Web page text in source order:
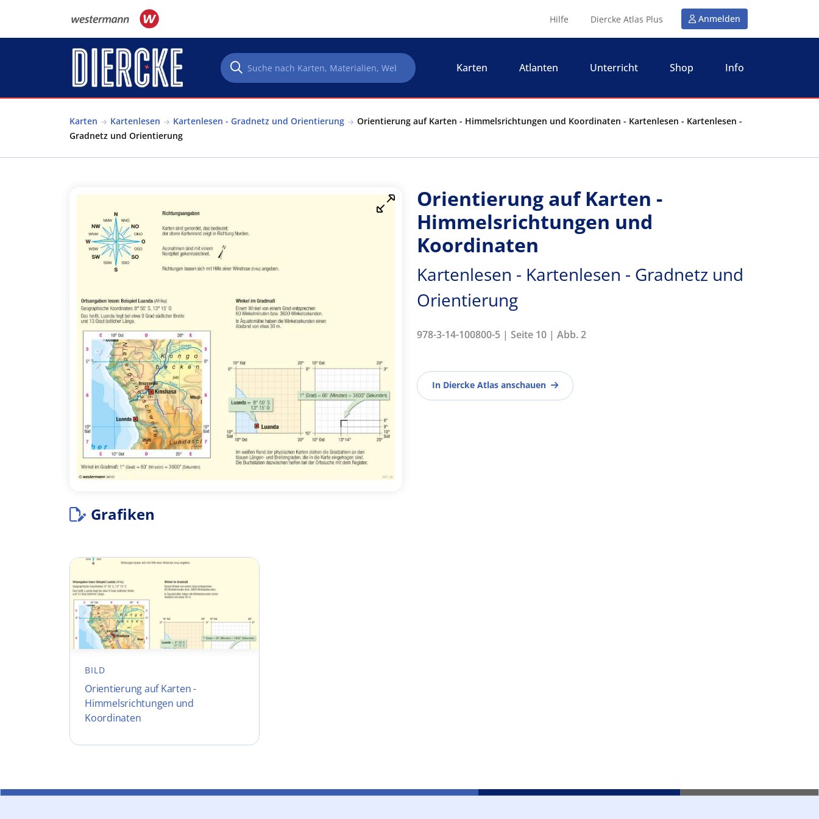
Hilfe Diercke Atlas Plus Anmelden
Karten Atlanten Unterricht Shop Info
Karten Kartenlesen Kartenlesen - Gradnetz und Orientierung
Orientierung auf Karten - Himmelsrichtungen und Koordinaten - Kartenlesen - Kartenlesen -
Gradnetz und Orientierung
Orientierung auf Karten -
Himmelsrichtungen und
Koordinaten
Kartenlesen - Kartenlesen - Gradnetz und
Orientierung
978-3-14-100800-5 | Seite 10 | Abb. 2
In Diercke Atlas anschauen
Grafiken
BILD
Orientierung auf Karten -
Himmelsrichtungen und
Koordinaten